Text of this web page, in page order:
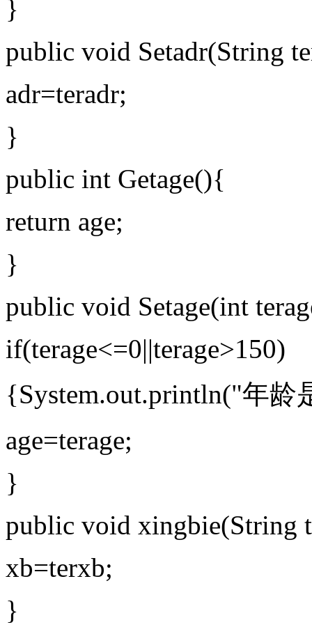
}
public void Setadr(String
adr=teradr;
}
public int Getage(){
return age;
}
public void Setage(int
if(terage<=0||terage>150)
{System.out.println("年
age=terage;
}
public void xingbie(String
xb=terxb;
}